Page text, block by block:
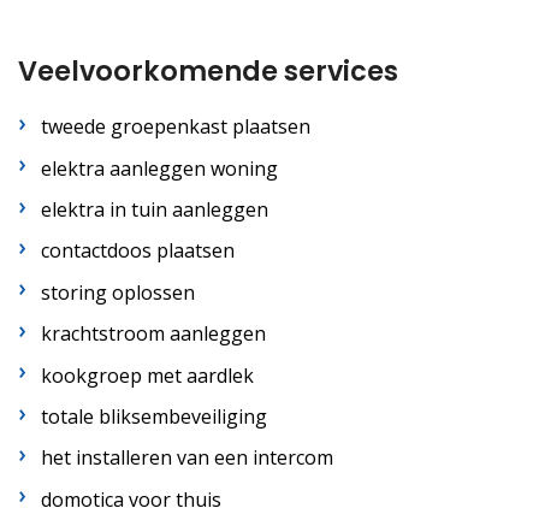
Veelvoorkomende services
tweede groepenkast plaatsen
elektra aanleggen woning
elektra in tuin aanleggen
contactdoos plaatsen
storing oplossen
krachtstroom aanleggen
kookgroep met aardlek
totale bliksembeveiliging
het installeren van een intercom
domotica voor thuis